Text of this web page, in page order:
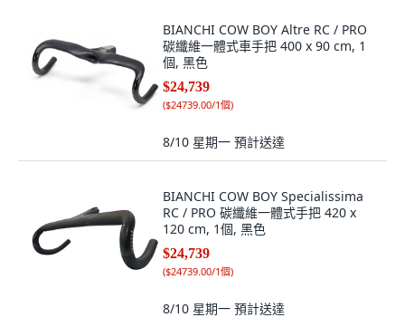
BIANCHI COW BOY Altre RC / PRO
碳纖維一體式車手把 400 x 90 cm, 1
個, 黑色
$24,739
($24739.00/1個)
8/10 星期一 預計送達
BIANCHI COW BOY Specialissima
RC / PRO 碳纖維一體式手把 420 x
120 cm, 1個, 黑色
$24,739
($24739.00/1個)
8/10 星期一 預計送達